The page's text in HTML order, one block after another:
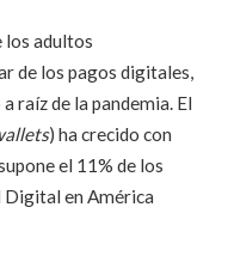
los adultos
de los pagos digitales,
raíz de la pandemia. El
) ha crecido con
el 11% de los
Digital en América